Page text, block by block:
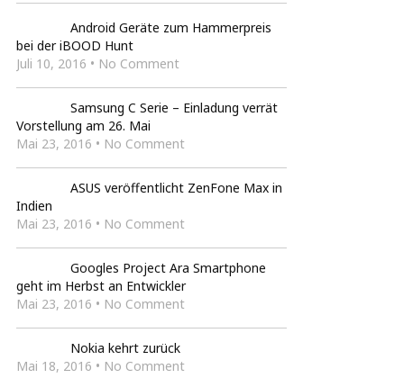
Android Geräte zum Hammerpreis
bei der iBOOD Hunt
Juli 10, 2016 • No Comment
Samsung C Serie – Einladung verrät
Vorstellung am 26. Mai
Mai 23, 2016 • No Comment
ASUS veröffentlicht ZenFone Max in
Indien
Mai 23, 2016 • No Comment
Googles Project Ara Smartphone
geht im Herbst an Entwickler
Mai 23, 2016 • No Comment
Nokia kehrt zurück
Mai 18, 2016 • No Comment